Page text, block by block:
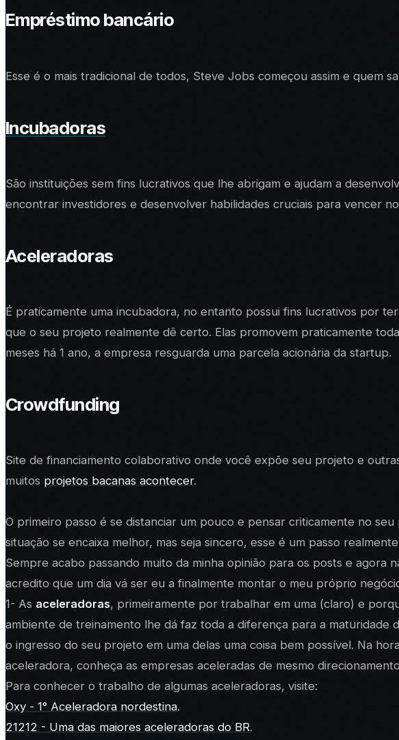
Empréstimo bancário
Esse é o mais tradicional de todos, Steve Jobs começou assim e quem
Incubadoras
São instituições sem fins lucrativos que lhe abrigam e ajudam a
encontrar investidores e desenvolver habilidades cruciais para vencer
Aceleradoras
É praticamente uma incubadora, no entanto possui fins lucrativos por
que o seu projeto realmente dê certo. Elas promovem praticamente
meses há 1 ano, a empresa resguarda uma parcela acionária da startup.
Crowdfunding
Site de financiamento colaborativo onde você expõe seu projeto e
muitos projetos bacanas acontecer.
O primeiro passo é se distanciar um pouco e pensar criticamente no
situação se encaixa melhor, mas seja sincero, esse é um passo
Sempre acabo passando muito da minha opinião para os posts e agora
acredito que um dia vá ser eu a finalmente montar o meu próprio
1- As aceleradoras, primeiramente por trabalhar em uma (claro) e
ambiente de treinamento lhe dá faz toda a diferença para a
o ingresso do seu projeto em uma delas uma coisa bem possível. Na
aceleradora, conheça as empresas aceleradas de mesmo
Para conhecer o trabalho de algumas aceleradoras, visite:
Oxy - 1° Aceleradora nordestina.
21212 - Uma das maiores aceleradoras do BR.